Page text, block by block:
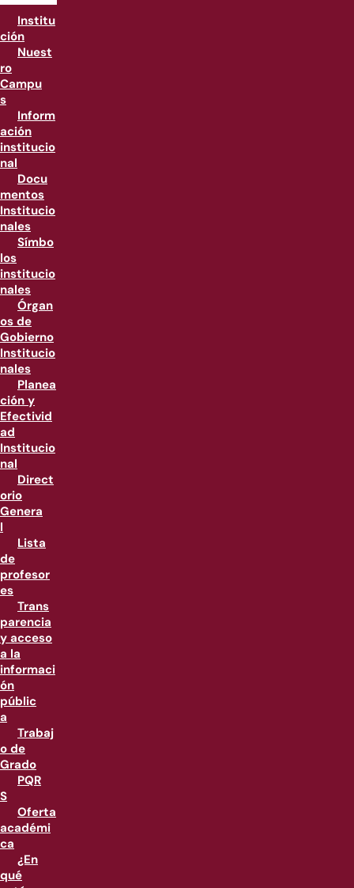
Institu
ción
Nuest
ro
Campu
s
Inform
ación
institucio
nal
Docu
mentos
Institucio
nales
Símbo
los
institucio
nales
Órgan
os de
Gobierno
Institucio
nales
Planea
ción y
Efectivid
ad
Institucio
nal
Direct
orio
Genera
l
Lista
de
profesor
es
Trans
parencia
y acceso
a la
informaci
ón
públic
a
Trabaj
o de
Grado
PQR
S
Oferta
académi
ca
¿En
qué